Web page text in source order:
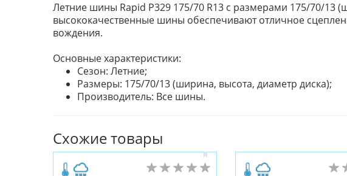
Летние шины Rapid P329 175/70 R13 с размерами 175/70/13
высококачественные шины обеспечивают отличное
вождения.
Основные характеристики:
Сезон: Летние;
Размеры: 175/70/13 (ширина, высота, диаметр диска);
Производитель: Все шины.
Схожие товары